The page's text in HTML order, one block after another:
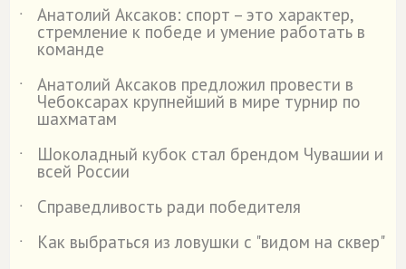
˙ Анатолий Аксаков: спорт – это характер,
стремление к победе и умение работать в
команде
˙
Анатолий Аксаков предложил провести в
Чебоксарах крупнейший в мире турнир по
шахматам
˙
Шоколадный кубок стал брендом Чувашии и
всей России
˙
Справедливость ради победителя
˙
Как выбраться из ловушки с "видом на сквер"